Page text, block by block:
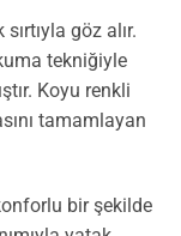
göz alır.
tekniğiyle
Koyu renkli
tamamlayan
bir şekilde